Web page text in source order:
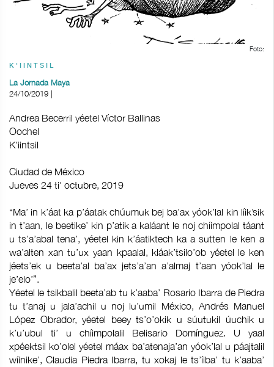
Foto:
K'IINTSIL
La Jornada Maya
24/10/2019 |
Andrea Becerril yéetel Víctor Ballinas
Oochel
K'iintsil
Ciudad de México
Jueves 24 ti' octubre, 2019
“Ma’ in k’áat ka p’áatak chúumuk bej ba’ax yóok’lal kin líik’sik
in t’aan, le beetike’ kin p’atik a kaláant le noj chíimpolal táant
u ts’a’abal tena’, yéetel kin k’áatiktech ka a sutten le ken a
wa’alten xan tu’ux yaan kpaalal, kláak’tsilo’ob yéetel le ken
jéets’ek u beeta’al ba’ax jets’a’an a’almaj t’aan yóok’lal le
je’elo’”.
Yéetel le tsikbalil beeta’ab tu k’aaba’ Rosario Ibarra de Piedra
tu t’anaj u jala’achil u noj lu’umil México, Andrés Manuel
López Obrador, yéetel beey ts’o’okik u súutukil úuchik u
k’u’ubul ti’ u chíimpolalil Belisario Domínguez. U yaal
xpéektsil ko’olel yéetel máax ba’atenaja’an yóok’lal u páajtalil
wíinike’, Claudia Piedra Ibarra, tu xokaj le ts’íiba’ tu k’aaba’